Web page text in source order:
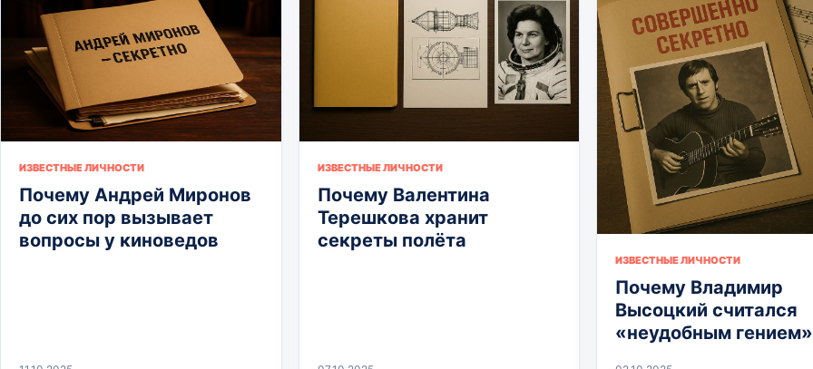
ИЗВЕСТНЫЕ ЛИЧНОСТИ
Почему Андрей Миронов
до сих пор вызывает
вопросы у киноведов
ИЗВЕСТНЫЕ ЛИЧНОСТИ
Почему Валентина
Терешкова хранит
секреты полёта
ИЗВЕСТНЫЕ ЛИЧНОСТИ
Почему Владимир
Высоцкий считался
«неудобным гением»